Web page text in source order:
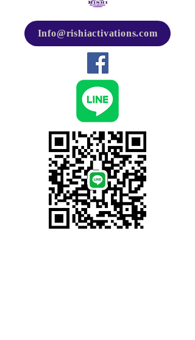
Info@rishiactivations.com